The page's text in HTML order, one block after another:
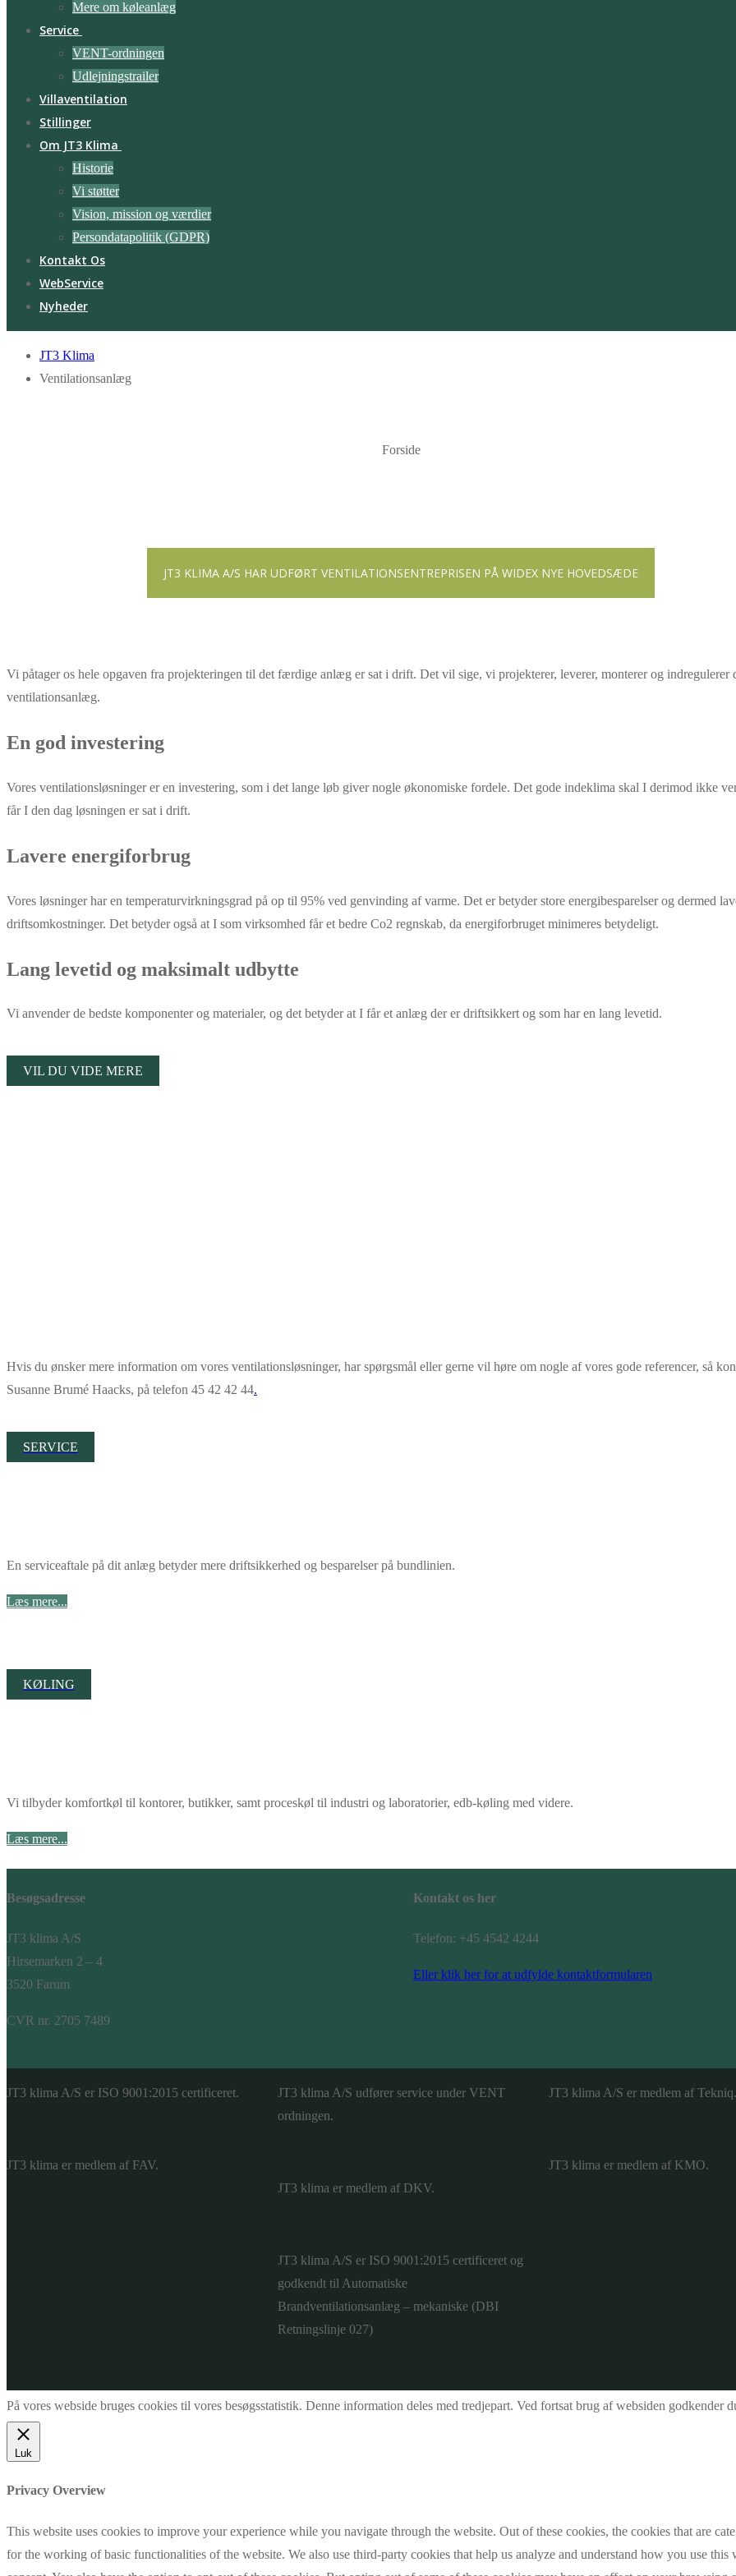
Mere om køleanlæg
Service
VENT-ordningen
Udlejningstrailer
Villaventilation
Stillinger
Om JT3 Klima
Historie
Vi støtter
Vision, mission og værdier
Persondatapolitik (GDPR)
Kontakt Os
WebService
Nyheder
JT3 Klima
Ventilationsanlæg
Forside
JT3 KLIMA A/S HAR UDFØRT VENTILATIONSENTREPRISEN PÅ WIDEX NYE HOVEDSÆDE
Vi påtager os hele opgaven fra projekteringen til det færdige anlæg er sat i drift. Det vil sige, vi projekterer, leverer, monterer og indregulerer
ventilationsanlæg.
En god investering
Vores ventilationsløsninger er en investering, som i det lange løb giver nogle økonomiske fordele. Det gode indeklima skal I derimod ikke
får I den dag løsningen er sat i drift.
Lavere energiforbrug
Vores løsninger har en temperaturvirkningsgrad på op til 95% ved genvinding af varme. Det er betyder store energibesparelser og dermed
driftsomkostninger. Det betyder også at I som virksomhed får et bedre Co2 regnskab, da energiforbruget minimeres betydeligt.
Lang levetid og maksimalt udbytte
Vi anvender de bedste komponenter og materialer, og det betyder at I får et anlæg der er driftsikkert og som har en lang levetid.
VIL DU VIDE MERE
Hvis du ønsker mere information om vores ventilationsløsninger, har spørgsmål eller gerne vil høre om nogle af vores gode referencer, så
Susanne Brumé Haacks, på telefon 45 42 42 44.
SERVICE
En serviceaftale på dit anlæg betyder mere driftsikkerhed og besparelser på bundlinien.
Læs mere...
KØLING
Vi tilbyder komfortkøl til kontorer, butikker, samt proceskøl til industri og laboratorier, edb-køling med videre.
Læs mere...
Besøgsadresse
JT3 klima A/S
Hirsemarken 2 – 4
3520 Farum
CVR nr. 2705 7489
Kontakt os her
Telefon: +45 4542 4244
Eller klik her for at udfylde kontaktformularen
JT3 klima A/S er ISO 9001:2015 certificeret.
JT3 klima er medlem af FAV.
JT3 klima A/S udfører service under VENT
ordningen.
JT3 klima er medlem af DKV.
JT3 klima A/S er ISO 9001:2015 certificeret og
godkendt til Automatiske
Brandventilationsanlæg – mekaniske (DBI
Retningslinje 027)
JT3 klima A/S er medlem af Tekniq.
JT3 klima er medlem af KMO.
På vores webside bruges cookies til vores besøgsstatistik. Denne information deles med tredjepart. Ved fortsat brug af websiden godkender
Luk
Privacy Overview
This website uses cookies to improve your experience while you navigate through the website. Out of these cookies, the cookies that are
for the working of basic functionalities of the website. We also use third-party cookies that help us analyze and understand how you use